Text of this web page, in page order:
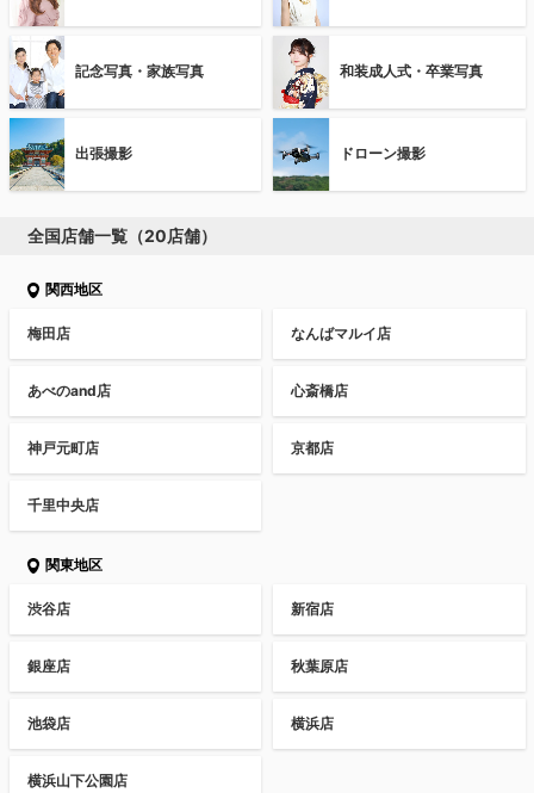
記念写真・家族写真 和装成人式・卒業写真
出張撮影 ドローン撮影
全国店舗一覧（20店舗）
関西地区
梅田店 なんばマルイ店
あべのand店 心斎橋店
神戸元町店 京都店
千里中央店
関東地区
渋谷店 新宿店
銀座店 秋葉原店
池袋店 横浜店
横浜山下公園店